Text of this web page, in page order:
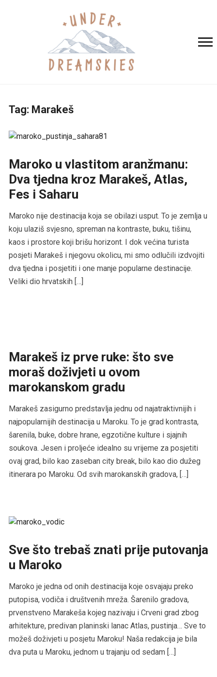
Tag: Marakeš
Maroko u vlastitom aranžmanu:
Dva tjedna kroz Marakeš, Atlas,
Fes i Saharu
Maroko nije destinacija koja se obilazi usput. To je zemlja u
koju ulaziš svjesno, spreman na kontraste, buku, tišinu,
kaos i prostore koji brišu horizont. I dok većina turista
posjeti Marakeš i njegovu okolicu, mi smo odlučili izdvojiti
dva tjedna i posjetiti i one manje popularne destinacije.
Veliki dio hrvatskih […]
Marakeš iz prve ruke: što sve
moraš doživjeti u ovom
marokanskom gradu
Marakeš zasigurno predstavlja jednu od najatraktivnijih i
najpopularnijih destinacija u Maroku. To je grad kontrasta,
šarenila, buke, dobre hrane, egzotične kulture i sjajnih
soukova. Jesen i proljeće idealno su vrijeme za posjetiti
ovaj grad, bilo kao zaseban city break, bilo kao dio dužeg
itinerara po Maroku. Od svih marokanskih gradova, […]
Sve što trebaš znati prije putovanja
u Maroko
Maroko je jedna od onih destinacija koje osvajaju preko
putopisa, vodiča i društvenih mreža. Šarenilo gradova,
prvenstveno Marakeša kojeg nazivaju i Crveni grad zbog
arhitekture, predivan planinski lanac Atlas, pustinja… Sve to
možeš doživjeti u posjetu Maroku! Naša redakcija je bila
dva puta u Maroku, jednom u trajanju od sedam […]